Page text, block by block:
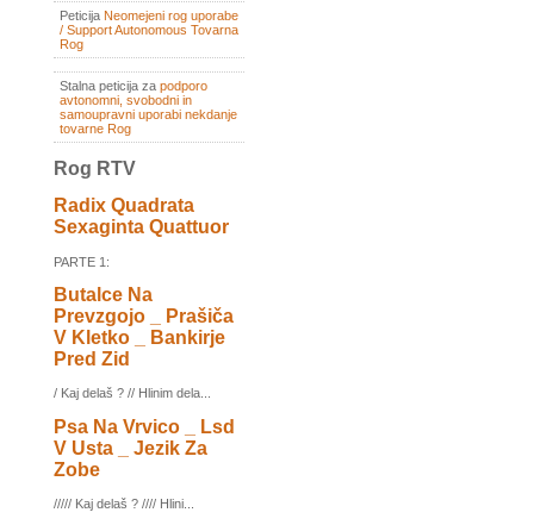
Peticija Neomejeni rog uporabe
/ Support Autonomous Tovarna
Rog
Stalna peticija za podporo
avtonomni, svobodni in
samoupravni uporabi nekdanje
tovarne Rog
Rog RTV
Radix Quadrata
Sexaginta Quattuor
PARTE 1:
Butalce Na
Prevzgojo _ Prašiča
V Kletko _ Bankirje
Pred Zid
/ Kaj delaš ? // Hlinim dela...
Psa Na Vrvico _ Lsd
V Usta _ Jezik Za
Zobe
///// Kaj delaš ? //// Hlini...